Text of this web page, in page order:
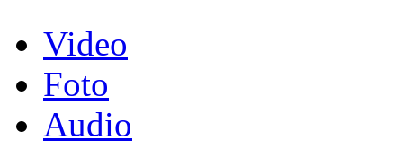
Video
Foto
Audio